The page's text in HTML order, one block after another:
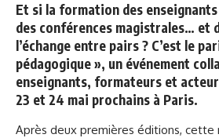
Et si la formation des
des conférences magistrales… et
l’échange entre pairs ? C’est le
pédagogique », un événement
enseignants, formateurs et
23 et 24 mai prochains à Paris.
Après deux premières éditions, cette